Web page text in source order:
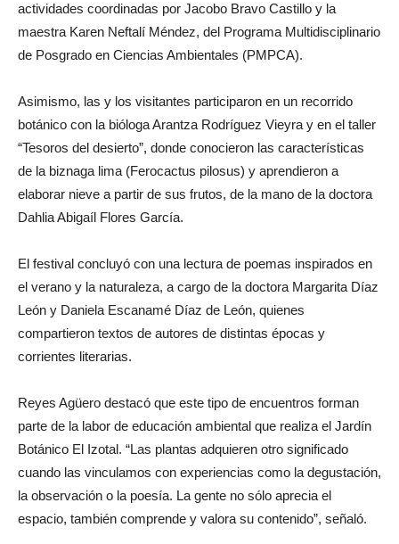
actividades coordinadas por Jacobo Bravo Castillo y la
maestra Karen Neftalí Méndez, del Programa Multidisciplinario
de Posgrado en Ciencias Ambientales (PMPCA).
Asimismo, las y los visitantes participaron en un recorrido
botánico con la bióloga Arantza Rodríguez Vieyra y en el taller
“Tesoros del desierto”, donde conocieron las características
de la biznaga lima (Ferocactus pilosus) y aprendieron a
elaborar nieve a partir de sus frutos, de la mano de la doctora
Dahlia Abigaíl Flores García.
El festival concluyó con una lectura de poemas inspirados en
el verano y la naturaleza, a cargo de la doctora Margarita Díaz
León y Daniela Escanamé Díaz de León, quienes
compartieron textos de autores de distintas épocas y
corrientes literarias.
Reyes Agüero destacó que este tipo de encuentros forman
parte de la labor de educación ambiental que realiza el Jardín
Botánico El Izotal. “Las plantas adquieren otro significado
cuando las vinculamos con experiencias como la degustación,
la observación o la poesía. La gente no sólo aprecia el
espacio, también comprende y valora su contenido”, señaló.